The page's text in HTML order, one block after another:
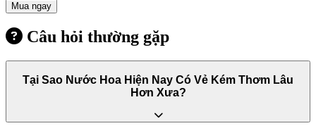
Mua ngay
Câu hỏi thường gặp
Tại Sao Nước Hoa Hiện Nay Có Vẻ Kém Thơm Lâu
Hơn Xưa?